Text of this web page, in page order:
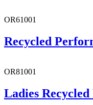
OR61001
Recycled
OR81001
Ladies